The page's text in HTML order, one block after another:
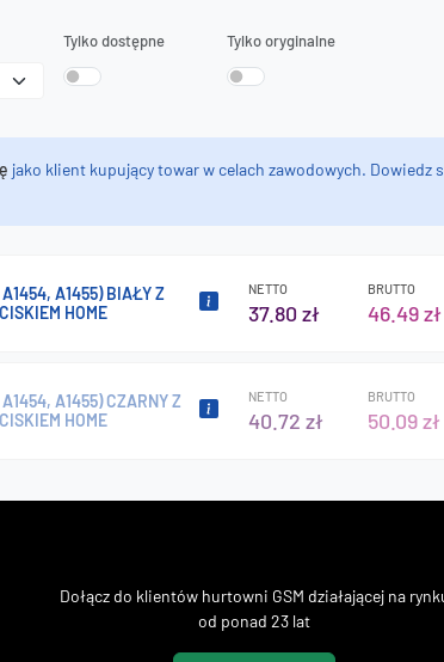
Tylko dostępne Tylko oryginalne
jako klient kupujący towar w celach zawodowych. Dowiedz
A1455) BIAŁY Z
HOME
NETTO
37.80 zł
BRUTTO
46.49 zł
A1455) CZARNY Z
HOME
NETTO
40.72 zł
BRUTTO
50.09 zł
Dołącz do klientów hurtowni GSM działającej na
od ponad 23 lat